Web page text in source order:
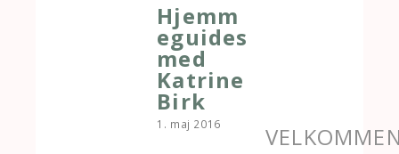
Hjemm
eguides
med
Katrine
Birk
1. maj 2016